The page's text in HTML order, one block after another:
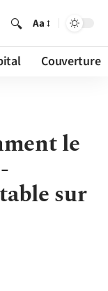
Aa
Couverture
le
sur